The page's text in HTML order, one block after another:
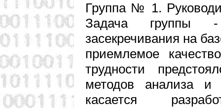
Группа № 1.
Задача группы -
засекречивания на
приемлемое
трудности
методов анализа и
касается